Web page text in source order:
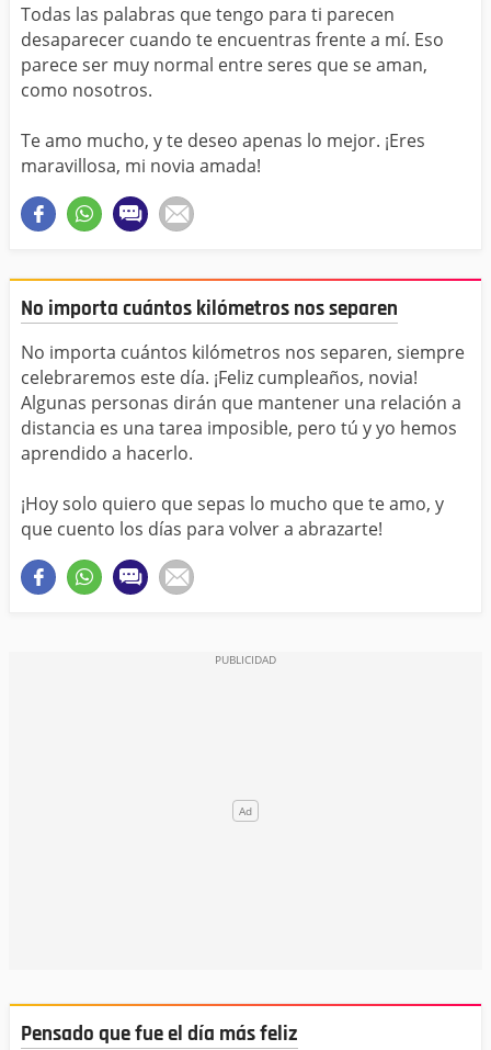
Todas las palabras que tengo para ti parecen
desaparecer cuando te encuentras frente a mí. Eso
parece ser muy normal entre seres que se aman,
como nosotros.
Te amo mucho, y te deseo apenas lo mejor. ¡Eres
maravillosa, mi novia amada!
No importa cuántos kilómetros nos separen
No importa cuántos kilómetros nos separen, siempre
celebraremos este día. ¡Feliz cumpleaños, novia!
Algunas personas dirán que mantener una relación a
distancia es una tarea imposible, pero tú y yo hemos
aprendido a hacerlo.
¡Hoy solo quiero que sepas lo mucho que te amo, y
que cuento los días para volver a abrazarte!
Pensado que fue el día más feliz